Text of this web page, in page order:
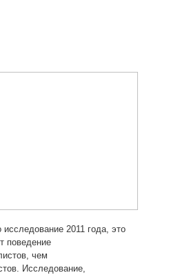
исследование 2011 года, это
поведение
чем
Исследование,